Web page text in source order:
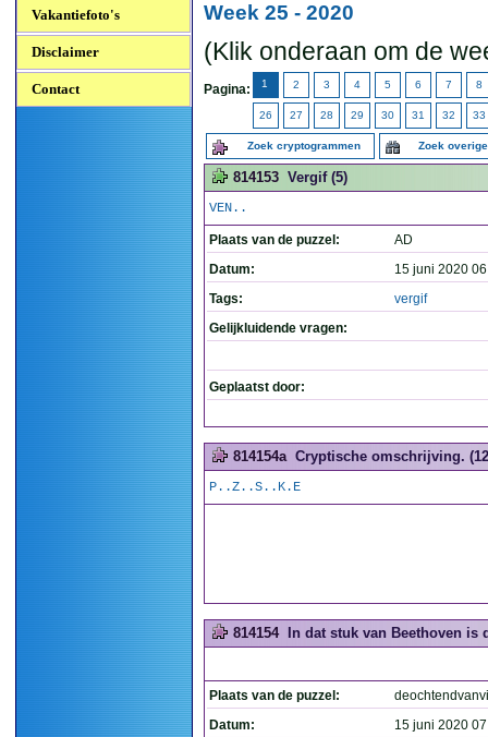
Vakantiefoto's
Disclaimer
Contact
Week 25 - 2020
(Klik onderaan om de
Pagina: 1 2 3 4 5 6 7 8
26 27 28 29 30 31 32 33
Zoek cryptogrammen Zoek
814153 Vergif (5)
VEN..
Plaats van de puzzel:
AD
Datum:
15 juni 2020
Tags:
vergif
Gelijkluidende vragen:
Geplaatst door:
814154a Cryptische omschrijving.
P..Z..S..K.E
814154 In dat stuk van Beethoven is
Plaats van de puzzel:
Datum:
15 juni 2020